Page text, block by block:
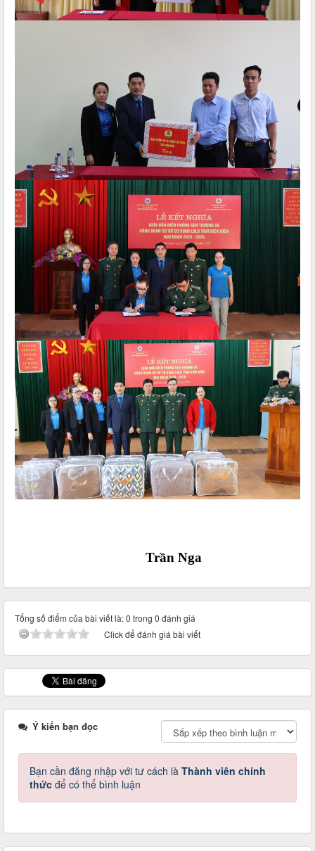
Trần Nga
Tổng số điểm của bài viết là: 0 trong 0 đánh giá
Click để đánh giá bài viết
Ý kiến bạn đọc
Bạn cần đăng nhập với tư cách là Thành viên chính
thức để có thể bình luận